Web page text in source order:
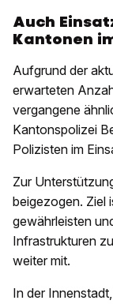
Auch
Kantonen
Aufgrund der
erwarteten
vergangene
Kantonspolizei
Polizisten im
Zur
beigezogen. Ziel
gewährleisten
Infrastrukturen
weiter mit.
In der